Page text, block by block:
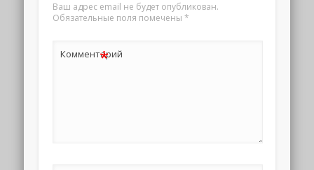
Ваш адрес email не будет опубликован.
Обязательные поля помечены *
Комментарий
*